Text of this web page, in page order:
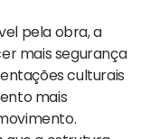
pela obra, a
mais segurança
culturais
mais